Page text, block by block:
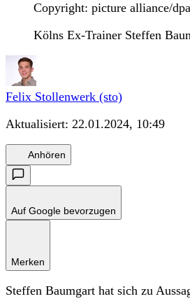
Copyright: picture alliance/
Kölns Ex-Trainer Steffen
Felix Stollenwerk (sto)
Aktualisiert: 22.01.2024, 10:49
Anhören
Auf Google bevorzugen
Merken
Steffen Baumgart hat sich zu